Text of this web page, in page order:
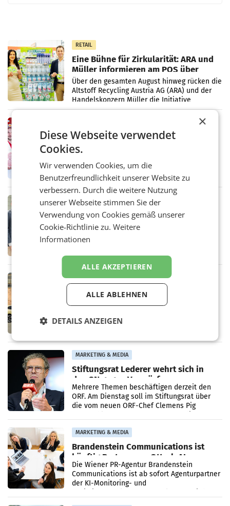
RETAIL
Eine Bühne für Zirkularität: ARA und
Müller informieren am POS über
Kreislauffähigkeit
Über den gesamten August hinweg rücken die
Altstoff Recycling Austria AG (ARA) und der
Handelskonzern Müller die Initiative
„Kreislauf-Helden“ in allen österreichischen
Penny modernisiert zwei Filialen in
Ober- und Niederösterreich
WIENER NEUDORF. – Im Rahmen einer
laufenden Modernisierungsoffensive
erneuert Penny zwei Filialen in Nieder- und
Oberösterreich. Die beiden Standorte liegen
in Haag sowie im rund
RETAIL
Alles bereit für den Wechsel: Jürgen
Albrecht setzt ab 1.1.2027 auf Adeg
WIENER NEUDORF. – Die geplante
Zusammenarbeit zwischen Adeg und dem
kartellrechtlich freigegeben: Die
Bundeswettbewerbsbehörde und der
Bundeskartellanwalt
MOBILITY BUSINESS
Rekordergebnis im Juli: Leapmotor
verdoppelt Auslieferungen und
wichtigen Meilenstein und lieferte weltweit
Ergebnis gegenüber Juli 2025 mehr als
verdoppelte (+102
MARKETING & MEDIA
Stiftungsrat Lederer wehrt sich in
den SN gegen Vorwürfe
Mehrere Themen beschäftigen derzeit den
ORF. Am Dienstag soll im Stiftungsrat über
die vom neuen ORF-Chef Clemens Pig
MARKETING & MEDIA
Brandenstein Communications ist
künftig Partner von OtterlyAI
Die Wiener PR-Agentur Brandenstein
Communications ist ab sofort Agenturpartner
der KI-Monitoring- und
×
Diese Webseite verwendet
Cookies.
Wir verwenden Cookies, um die
Benutzerfreundlichkeit unserer Website zu
verbessern. Durch die weitere Nutzung
unserer Webseite stimmen Sie der
Verwendung von Cookies gemäß unserer
Cookie-Richtlinie zu.Weitere
Informationen
ALLE AKZEPTIEREN
ALLE ABLEHNEN
DETAILS ANZEIGEN